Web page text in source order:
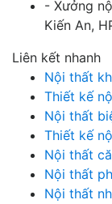
- Xưởng
Kiến An,
Liên kết nhanh
Nội thất
Thiết kế
Nội thất
Thiết kế
Nội thất
Nội thất
Nội thất